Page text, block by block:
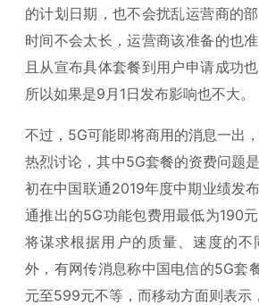
的计划日期，也不会扰乱运营商的
时间不会太长，运营商该准备的也
且从宣布具体套餐到用户申请成功
所以如果是9月1日发布影响也不大。
不过，5G可能即将商用的消息一出
热烈讨论，其中5G套餐的资费问题
初在中国联通2019年度中期业绩发
通推出的5G功能包费用最低为190
将谋求根据用户的质量、速度的不
外，有网传消息称中国电信的5G套
元至599元不等，而移动方面则表示